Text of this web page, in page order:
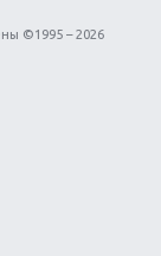
Man и
©1995 – 2026